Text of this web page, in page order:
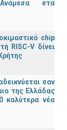
στα
chip
RISC-V δίνει
σαν
της Ελλάδας
καλύτερα νέα